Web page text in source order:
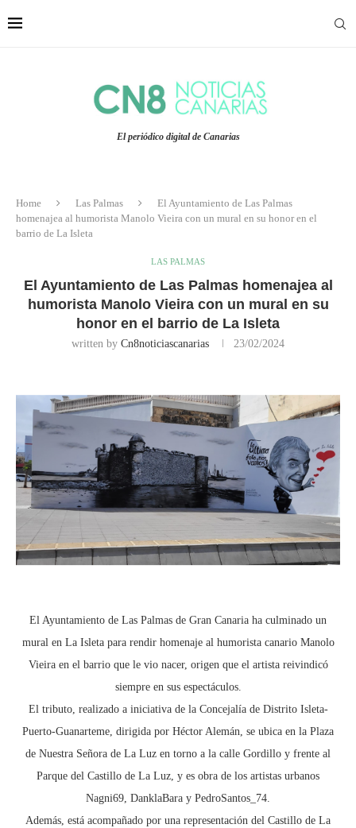
El periódico digital de Canarias
Home Las Palmas
El Ayuntamiento de Las Palmas
homenajea al humorista Manolo Vieira con un mural en su honor en el
barrio de La Isleta
LAS PALMAS
El Ayuntamiento de Las Palmas homenajea al
humorista Manolo Vieira con un mural en su
honor en el barrio de La Isleta
written by Cn8noticiascanarias 23/02/2024
El Ayuntamiento de Las Palmas de Gran Canaria ha culminado un
mural en La Isleta para rendir homenaje al humorista canario Manolo
Vieira en el barrio que le vio nacer, origen que el artista reivindicó
siempre en sus espectáculos.
El tributo, realizado a iniciativa de la Concejalía de Distrito Isleta-
Puerto-Guanarteme, dirigida por Héctor Alemán, se ubica en la Plaza
de Nuestra Señora de La Luz en torno a la calle Gordillo y frente al
Parque del Castillo de La Luz, y es obra de los artistas urbanos
Nagni69, DanklaBara y PedroSantos_74.
Además, está acompañado por una representación del Castillo de La